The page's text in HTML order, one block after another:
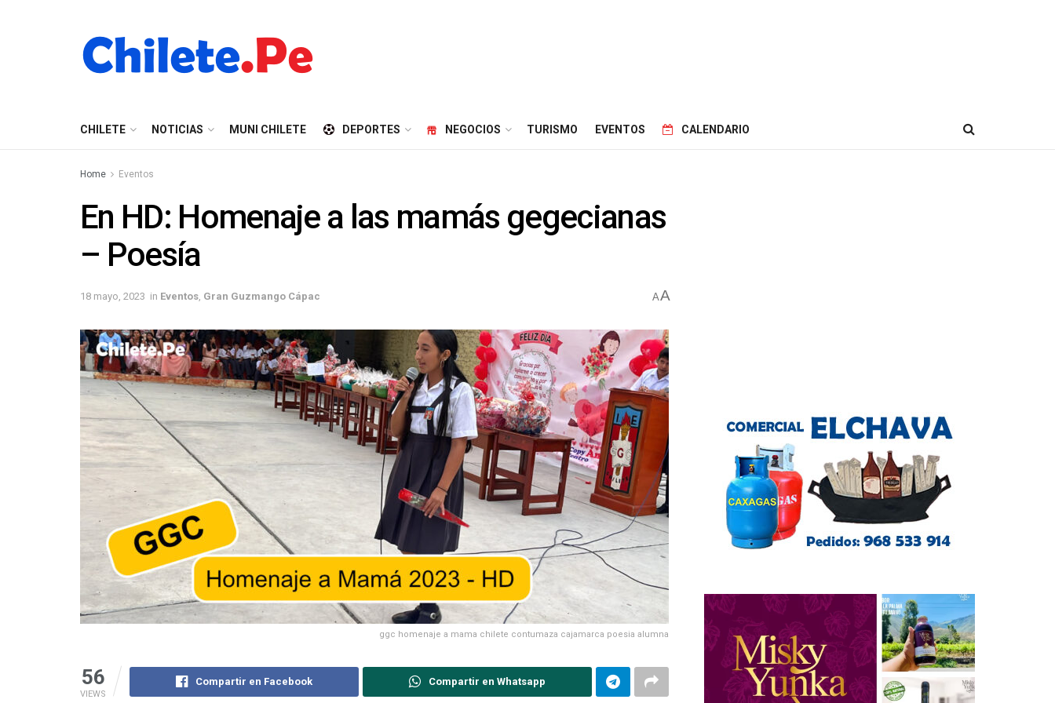
CHILETE NOTICIAS MUNI CHILETE DEPORTES NEGOCIOS TURISMO EVENTOS CALENDARIO
Home Eventos
En HD: Homenaje a las mamás gegecianas
– Poesía
18 mayo, 2023 in Eventos Gran Guzmango Cápac AA
ggc homenaje a mama chilete contumaza cajamarca poesia alumna
56
VIEWS
Compartir en Facebook Compartir en Whatsapp